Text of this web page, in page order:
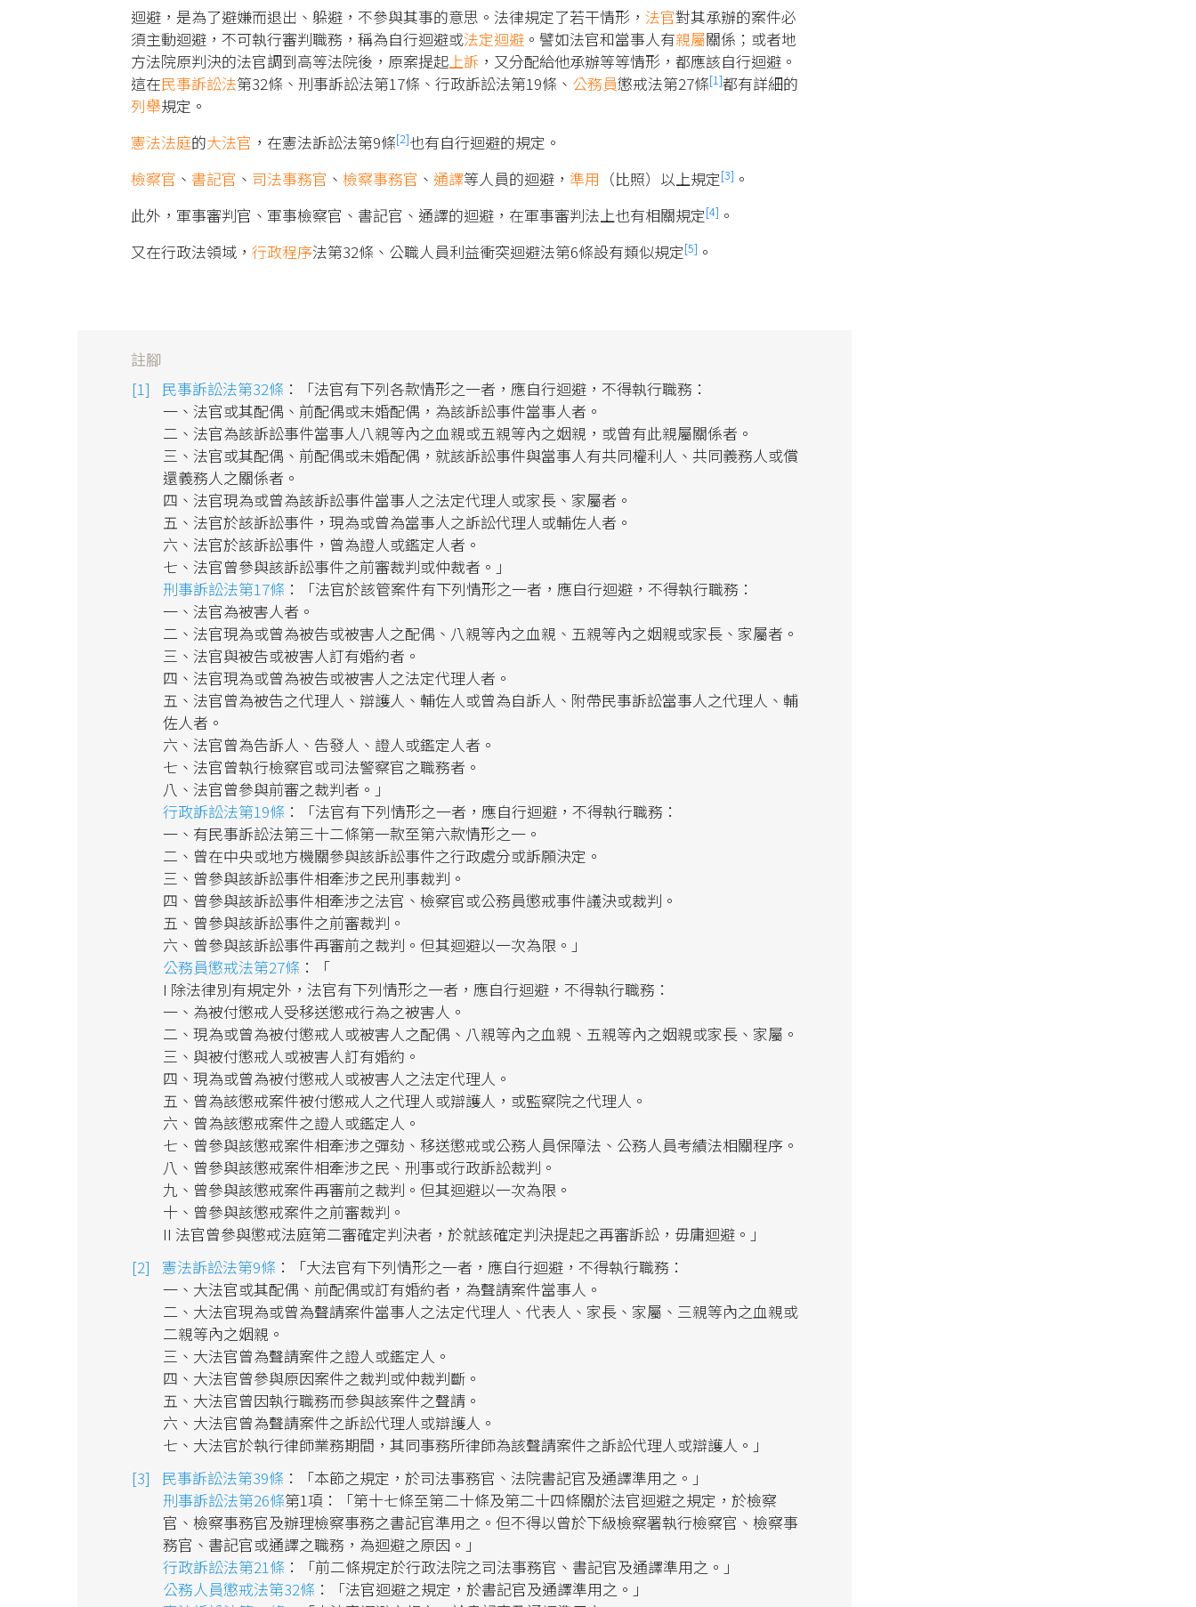
迴避，是為了避嫌而退出、躲避，不參與其事的意思。法律規定了若干情形， 法官對其承辦的案件必
須主動迴避，不可執行審判職務，稱為自行迴避或法定迴避 。譬如法官和當事人有親屬關係；或者地
方法院原判決的法官調到高等法院後，原案提起 上訴 ，又分配給他承辦等等情形，都應該自行迴避。
這在民事訴訟法第32條、刑事訴訟法第17條、行政訴訟法第19條、 公務員懲戒法第27條[1]都有詳細的
列舉規定。
憲法法庭的大法官 ，在憲法訴訟法第9條[2]也有自行迴避的規定。
檢察官 、 書記官 、 司法事務官 、 檢察事務官 、 通譯等人員的迴避， 準用 （比照）以上規定[3] 。
此外，軍事審判官、軍事檢察官、書記官、通譯的迴避，在軍事審判法上也有相關規定[4] 。
又在行政法領域， 行政程序法第32條、公職人員利益衝突迴避法第6條設有類似規定[5] 。
註腳
民事訴訟法第32條 ：「法官有下列各款情形之一者，應自行迴避，不得執行職務：
一、法官或其配偶、前配偶或未婚配偶，為該訴訟事件當事人者。
二、法官為該訴訟事件當事人八親等內之血親或五親等內之姻親，或曾有此親屬關係者。
三、法官或其配偶、前配偶或未婚配偶，就該訴訟事件與當事人有共同權利人、共同義務人或償
還義務人之關係者。
四、法官現為或曾為該訴訟事件當事人之法定代理人或家長、家屬者。
五、法官於該訴訟事件，現為或曾為當事人之訴訟代理人或輔佐人者。
六、法官於該訴訟事件，曾為證人或鑑定人者。
七、法官曾參與該訴訟事件之前審裁判或仲裁者。」
刑事訴訟法第17條 ：「法官於該管案件有下列情形之一者，應自行迴避，不得執行職務：
一、法官為被害人者。
二、法官現為或曾為被告或被害人之配偶、八親等內之血親、五親等內之姻親或家長、家屬者。
三、法官與被告或被害人訂有婚約者。
四、法官現為或曾為被告或被害人之法定代理人者。
五、法官曾為被告之代理人、辯護人、輔佐人或曾為自訴人、附帶民事訴訟當事人之代理人、輔
佐人者。
六、法官曾為告訴人、告發人、證人或鑑定人者。
七、法官曾執行檢察官或司法警察官之職務者。
八、法官曾參與前審之裁判者。」
行政訴訟法第19條 ：「法官有下列情形之一者，應自行迴避，不得執行職務：
一、有民事訴訟法第三十二條第一款至第六款情形之一。
二、曾在中央或地方機關參與該訴訟事件之行政處分或訴願決定。
三、曾參與該訴訟事件相牽涉之民刑事裁判。
四、曾參與該訴訟事件相牽涉之法官、檢察官或公務員懲戒事件議決或裁判。
五、曾參與該訴訟事件之前審裁判。
六、曾參與該訴訟事件再審前之裁判。但其迴避以一次為限。」
公務員懲戒法第27條 ：「
I 除法律別有規定外，法官有下列情形之一者，應自行迴避，不得執行職務：
一、為被付懲戒人受移送懲戒行為之被害人。
二、現為或曾為被付懲戒人或被害人之配偶、八親等內之血親、五親等內之姻親或家長、家屬。
三、與被付懲戒人或被害人訂有婚約。
四、現為或曾為被付懲戒人或被害人之法定代理人。
五、曾為該懲戒案件被付懲戒人之代理人或辯護人，或監察院之代理人。
六、曾為該懲戒案件之證人或鑑定人。
七、曾參與該懲戒案件相牽涉之彈劾、移送懲戒或公務人員保障法、公務人員考績法相關程序。
八、曾參與該懲戒案件相牽涉之民、刑事或行政訴訟裁判。
九、曾參與該懲戒案件再審前之裁判。但其迴避以一次為限。
十、曾參與該懲戒案件之前審裁判。
II 法官曾參與懲戒法庭第二審確定判決者，於就該確定判決提起之再審訴訟，毋庸迴避。」
憲法訴訟法第9條 ：「大法官有下列情形之一者，應自行迴避，不得執行職務：
一、大法官或其配偶、前配偶或訂有婚約者，為聲請案件當事人。
二、大法官現為或曾為聲請案件當事人之法定代理人、代表人、家長、家屬、三親等內之血親或
二親等內之姻親。
三、大法官曾為聲請案件之證人或鑑定人。
四、大法官曾參與原因案件之裁判或仲裁判斷。
五、大法官曾因執行職務而參與該案件之聲請。
六、大法官曾為聲請案件之訴訟代理人或辯護人。
七、大法官於執行律師業務期間，其同事務所律師為該聲請案件之訴訟代理人或辯護人。」
民事訴訟法第39條 ：「本節之規定，於司法事務官、法院書記官及通譯準用之。」
刑事訴訟法第26條第1項：「第十七條至第二十條及第二十四條關於法官迴避之規定，於檢察
官、檢察事務官及辦理檢察事務之書記官準用之。但不得以曾於下級檢察署執行檢察官、檢察事
務官、書記官或通譯之職務，為迴避之原因。」
行政訴訟法第21條 ：「前二條規定於行政法院之司法事務官、書記官及通譯準用之。」
公務人員懲戒法第32條 ：「法官迴避之規定，於書記官及通譯準用之。」